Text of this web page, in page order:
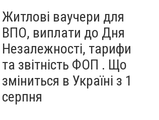
Житлові ваучери для
ВПО, виплати до Дня
Незалежності, тарифи
та звітність ФОП . Що
зміниться в Україні з 1
серпня